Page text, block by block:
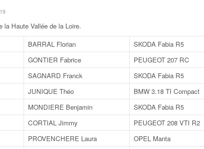
la Haute Vallée de la Loire.
BARRAL Florian SKODA Fabia R5
GONTIER Fabrice PEUGEOT 207 RC
SAGNARD Franck SKODA Fabia R5
JUNIQUE Théo BMW 3.18 TI Compact
MONDIERE Benjamin SKODA Fabia R5
CORTIAL Jimmy PEUGEOT 208 VTI R2
PROVENCHERE Laura OPEL Manta